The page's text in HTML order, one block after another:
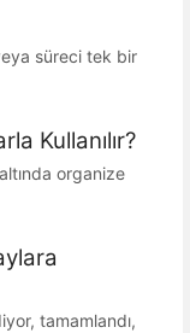
süreci tek bir
Kullanılır?
organize
tamamlandı,